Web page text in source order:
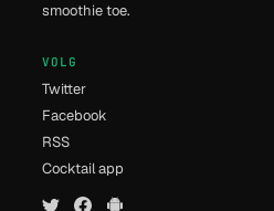
smoothie toe.
VOLG
Twitter
Facebook
RSS
Cocktail app